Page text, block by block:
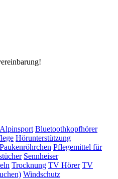
Alpinsport Bluetoothkopfhörer
Hörunterstützung
Paukenröhrchen Pflegemittel für
Sennheiser
Trocknung TV Hörer TV
Windschutz